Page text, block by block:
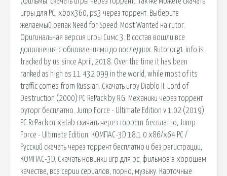
игры для PC, xbox360, ps3 через торрент. Выберите
желаемый репак Need for Speed: Most Wanted на rutor.
Оригинальная версия игры Симс 3. В состав вошли все
дополнения с обновлениями до последних. Rutororg1.info is
tracked by us since April, 2018. Over the time it has been
ranked as high as 11 432 099 in the world, while most of its
traffic comes from Russian. Скачать игру Diablo II: Lord of
Destruction (2000) PC RePack by R.G. Механики через торрент
руторг бесплатно. Jump Force - Ultimate Edition v 1.02 (2019)
PC RePack от xatab скачать через торрент бесплатно, Jump
Force - Ultimate Edition. КОМПАС-3D 18.1.0 x86/x64 РС /
Русский скачать через торрент бесплатно и без регистрации,
КОМПАС-3D. Скачать новинки игр для pc, фильмов в хорошем
качестве, все серии сериалов, порно, музыку. Карточные